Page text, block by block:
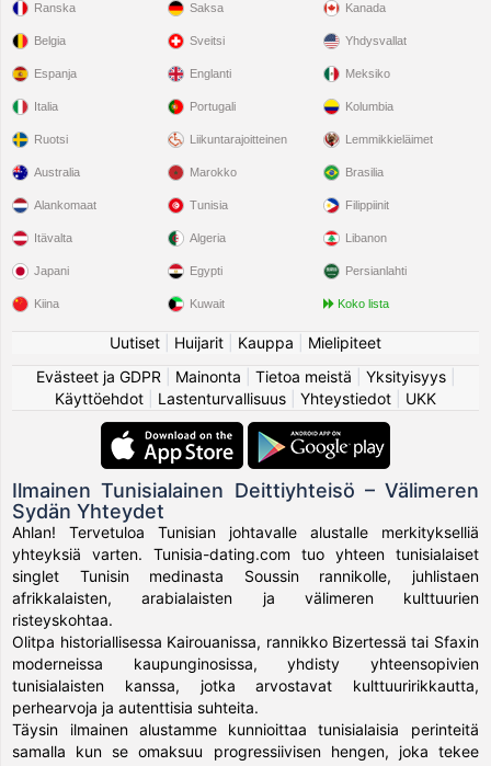
Ranska
Belgia
Espanja
Italia
Ruotsi
Saksa
Sveitsi
Englanti
Portugali
Liikuntarajoitteinen
Kanada
Yhdysvallat
Meksiko
Kolumbia
Lemmikkieläimet
Australia
Alankomaat
Itävalta
Japani
Kiina
Marokko
Tunisia
Algeria
Egypti
Kuwait
Brasilia
Filippiinit
Libanon
Persianlahti
Koko lista
Uutiset Huijarit Kauppa
Mielipiteet
Evästeet ja GDPR
Mainonta Tietoa meistä Yksityisyys|
Käyttöehdot
Lastenturvallisuus Yhteystiedot UKK
Ilmainen Tunisialainen Deittiyhteisö – Välimeren
Sydän Yhteydet
Ahlan! Tervetuloa Tunisian johtavalle alustalle merkitykselliä
yhteyksiä varten. Tunisia-dating.com tuo yhteen tunisialaiset
singlet Tunisin medinasta Soussin rannikolle, juhlistaen
afrikkalaisten, arabialaisten ja välimeren kulttuurien
risteyskohtaa.
Olitpa historiallisessa Kairouanissa, rannikko Bizertessä tai Sfaxin
moderneissa kaupunginosissa, yhdisty yhteensopivien
tunisialaisten kanssa, jotka arvostavat kulttuuririkkautta,
perhearvoja ja autenttisia suhteita.
Täysin ilmainen alustamme kunnioittaa tunisialaisia perinteitä
samalla kun se omaksuu progressiivisen hengen, joka tekee